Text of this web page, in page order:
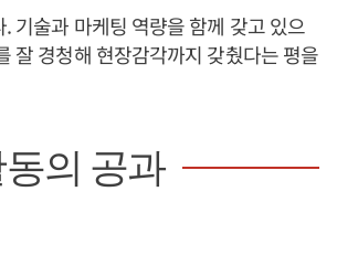
기술과 마케팅 역량을 함께 갖고 있으
잘 경청해 현장감각까지 갖췄다는 평을
의 공과